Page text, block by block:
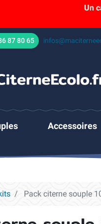
Un
87 80 65
Accessoires
Pack citerne souple